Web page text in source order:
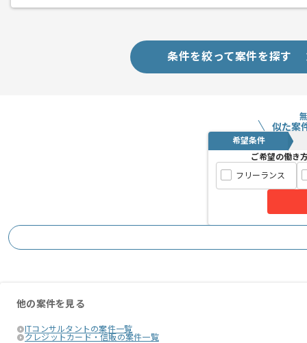
条件を絞って案件を探す
似た案
希望条件
ご希望の働き
フリーランス
他の案件を見る
ITコンサルタントの案件一覧
クレジットカード・信販の案件一覧